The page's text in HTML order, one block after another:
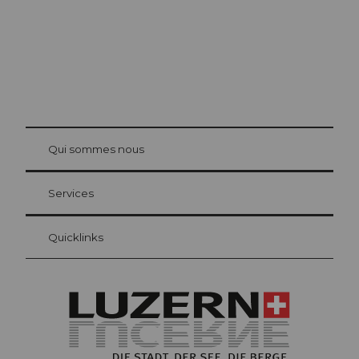
Carte d’hôte Lucerne
Vos avantages en tant qu'hôte pour la nuit
at Bre
Qui sommes nous
Services
Quicklinks